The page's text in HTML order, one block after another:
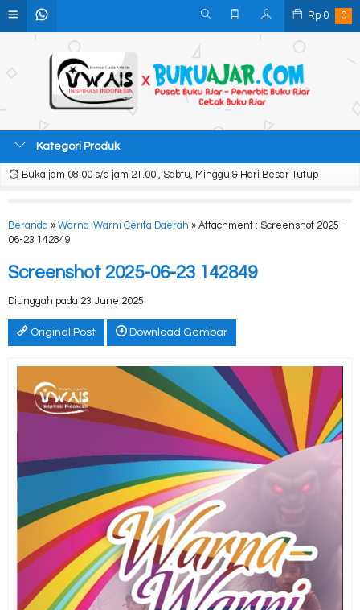
Rp 0 0
Kategori Produk
Buka jam 08.00 s/d jam 21.00 , Sabtu, Minggu & Hari Besar Tutup
Beranda » Warna-Warni Cerita Daerah » Attachment : Screenshot 2025-
06-23 142849
Screenshot 2025-06-23 142849
Diunggah pada 23 June 2025
Original Post Download Gambar